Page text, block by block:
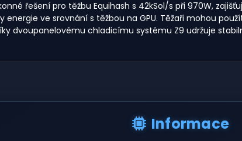
řešení pro těžbu Equihash s 42kSol/s při 970W,
energie ve srovnání s těžbou na GPU. Těžaři mohou
dvoupanelovému chladicímu systému Z9 udržuje
Informace